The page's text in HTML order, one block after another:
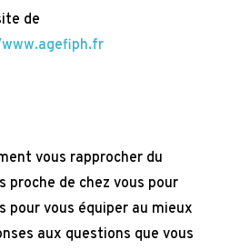
de
vous rapprocher du
proche de chez vous pour
pour vous équiper au mieux
aux questions que vous